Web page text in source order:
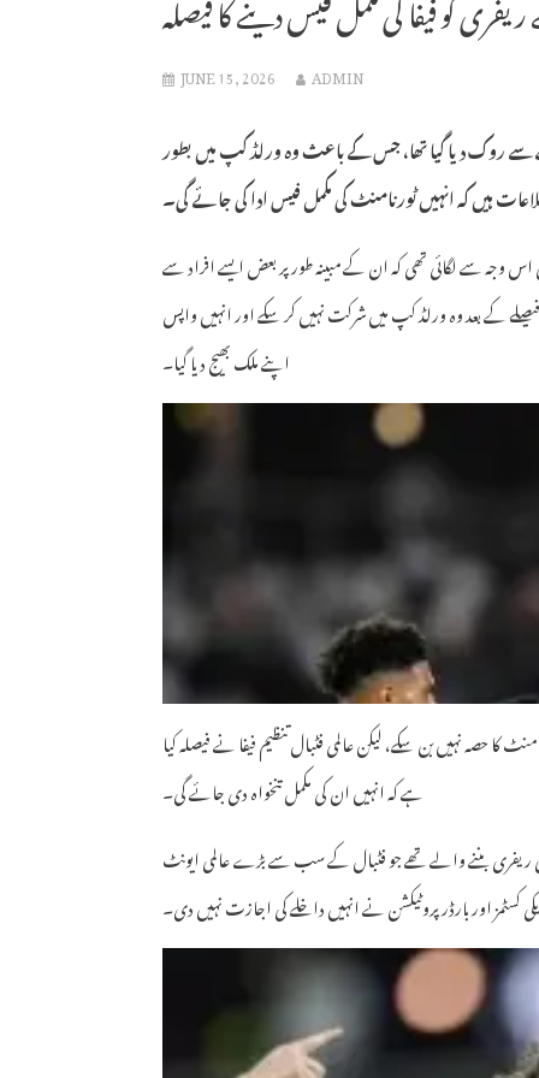
JUNE 15, 2026 ADMIN
سے روک دیا گیا تھا، جس کے باعث وہ ورلڈ کپ میں بطور
ہیں کہ انہیں ٹورنامنٹ کی مکمل فیس ادا کی جائے گی۔
وجہ سے لگائی تھی کہ ان کے مبینہ طور پر بعض ایسے افراد سے
کے بعد وہ ورلڈ کپ میں شرکت نہیں کر سکے اور انہیں واپس
اپنے ملک بھیج دیا گیا۔
حصہ نہیں بن سکے، لیکن عالمی فٹبال تنظیم فیفا نے فیصلہ کیا
ہے کہ انہیں ان کی مکمل تنخواہ دی جائے گی۔
وہ پہلے صومالی ریفری بننے والے تھے جو فٹبال کے سب سے بڑے عالمی ایونٹ
کسٹمز اور بارڈر پروٹیکشن نے انہیں داخلے کی اجازت نہیں دی۔